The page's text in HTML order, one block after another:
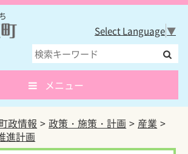
Select Language▼
メニュー
政情報 政策・施策・計画
産業
進計画